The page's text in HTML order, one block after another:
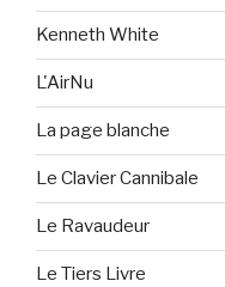
Kenneth White
L'AirNu
La page blanche
Le Clavier Cannibale
Le Ravaudeur
Le Tiers Livre